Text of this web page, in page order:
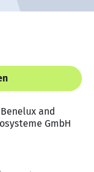
and
GmbH